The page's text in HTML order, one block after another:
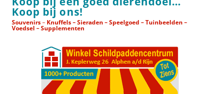
Koop bij ons!
Souvenirs– Knuffels – Sieraden – Speelgoed – Tuinbeelden –
Voedsel – Supplementen